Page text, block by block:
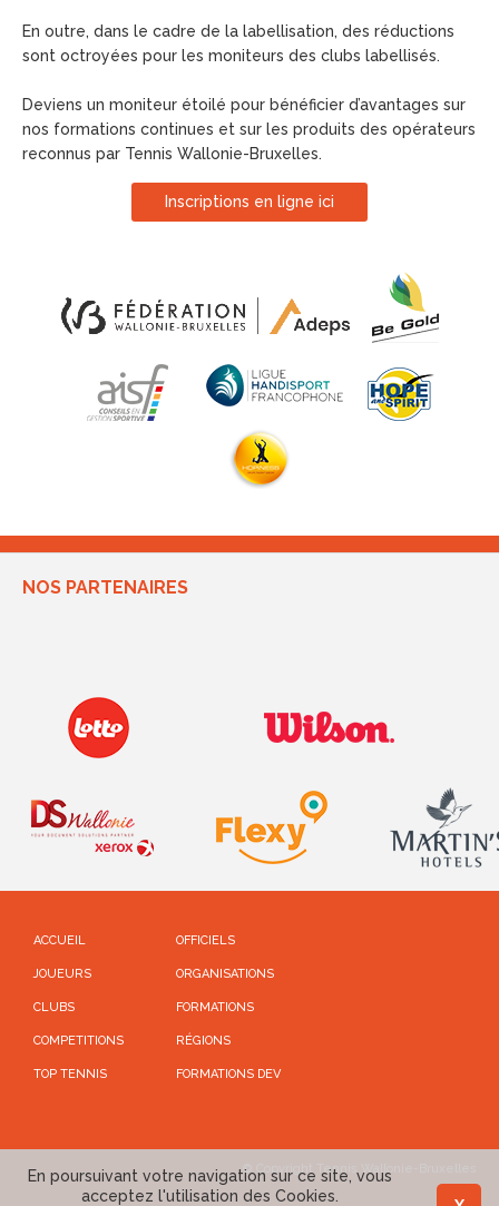
En outre, dans le cadre de la labellisation, des réductions
sont octroyées pour les moniteurs des clubs labellisés.
Deviens un moniteur étoilé pour bénéficier d’avantages sur
nos formations continues et sur les produits des opérateurs
reconnus par Tennis Wallonie-Bruxelles.
Inscriptions en ligne ici
NOS PARTENAIRES
ACCUEIL
JOUEURS
CLUBS
COMPETITIONS
TOP TENNIS
OFFICIELS
ORGANISATIONS
FORMATIONS
RÉGIONS
FORMATIONS DEV
© Copyright Tennis Wallonie-Bruxelles
En poursuivant votre navigation sur ce site, vous
acceptez l'utilisation des Cookies.